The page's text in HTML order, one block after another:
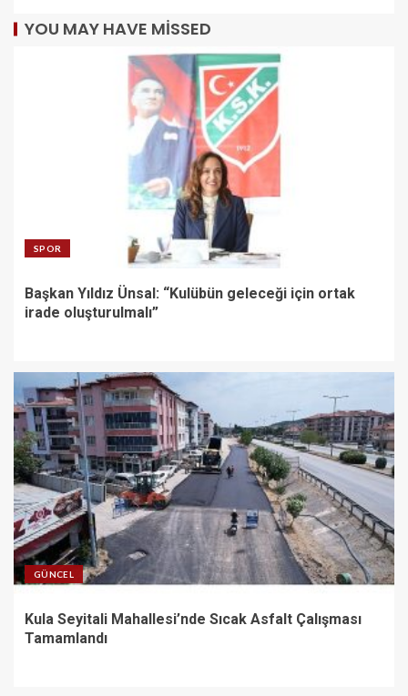
YOU MAY HAVE MISSED
SPOR
Başkan Yıldız Ünsal: “Kulübün geleceği için ortak
irade oluşturulmalı”
GÜNCEL
Kula Seyitali Mahallesi’nde Sıcak Asfalt Çalışması
Tamamlandı